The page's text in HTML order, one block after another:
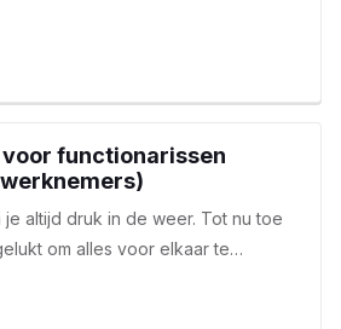
automatisch in hun mailbox.
ontvangen? Dat kan!
nieuwsbrief op de agenda van
en zorg ervoor dat de juiste
over de voor hen
functionarissen
altijd druk in de weer. Tot nu toe
om alles voor elkaar te
verstandig om eens na te